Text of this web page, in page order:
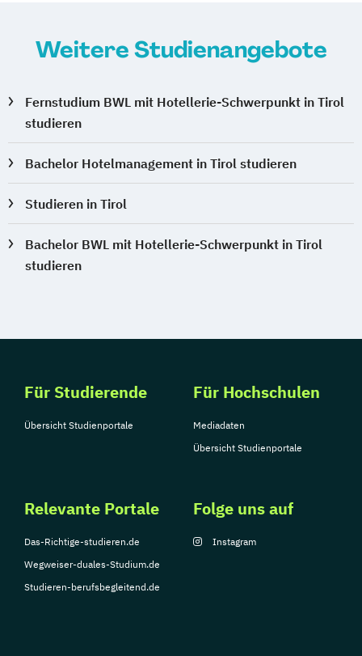
Weitere Studienangebote
Fernstudium BWL mit Hotellerie-Schwerpunkt in Tirol
studieren
Bachelor Hotelmanagement in Tirol studieren
Studieren in Tirol
Bachelor BWL mit Hotellerie-Schwerpunkt in Tirol
studieren
Für Studierende
Übersicht Studienportale
Für Hochschulen
Mediadaten
Übersicht Studienportale
Relevante Portale
Das-Richtige-studieren.de
Wegweiser-duales-Studium.de
Studieren-berufsbegleitend.de
Folge uns auf
Instagram